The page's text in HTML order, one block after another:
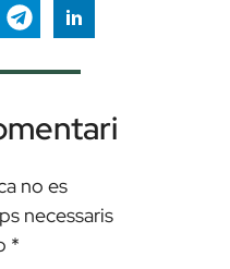
no es
necessaris
*